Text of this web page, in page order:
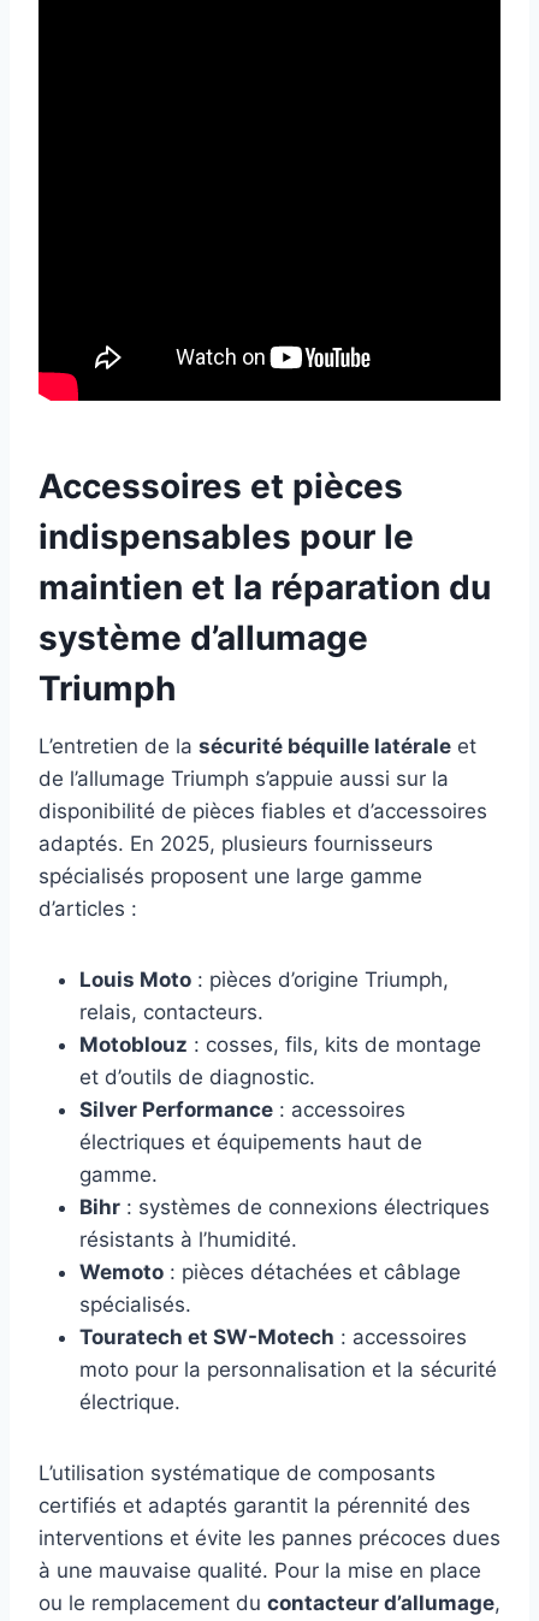
Accessoires et pièces
indispensables pour le
maintien et la réparation du
système d’allumage
Triumph
L’entretien de la sécurité béquille latérale et
de l’allumage Triumph s’appuie aussi sur la
disponibilité de pièces fiables et d’accessoires
adaptés. En 2025, plusieurs fournisseurs
spécialisés proposent une large gamme
d’articles :
Louis Moto : pièces d’origine Triumph,
relais, contacteurs.
Motoblouz : cosses, fils, kits de montage
et d’outils de diagnostic.
Silver Performance : accessoires
électriques et équipements haut de
gamme.
Bihr : systèmes de connexions électriques
résistants à l’humidité.
Wemoto : pièces détachées et câblage
spécialisés.
Touratech et SW-Motech : accessoires
moto pour la personnalisation et la sécurité
électrique.
L’utilisation systématique de composants
certifiés et adaptés garantit la pérennité des
interventions et évite les pannes précoces dues
à une mauvaise qualité. Pour la mise en place
ou le remplacement du contacteur d’allumage,